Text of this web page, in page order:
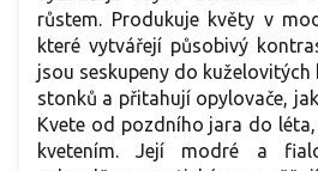
růstem. Produkuje květy v
které vytvářejí působivý
jsou seskupeny do
stonků a přitahují opylovače,
Kvete od pozdního jara do
kvetením. Její modré a